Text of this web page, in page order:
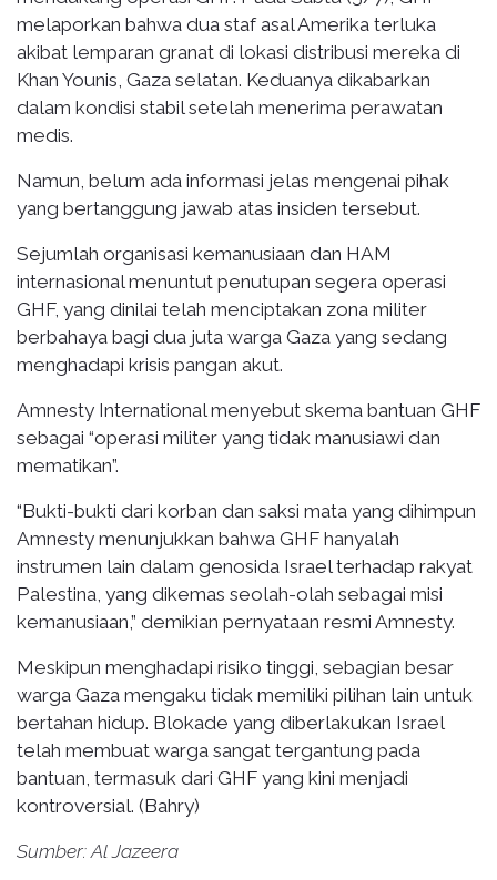
melaporkan bahwa dua staf asal Amerika terluka
akibat lemparan granat di lokasi distribusi mereka di
Khan Younis, Gaza selatan. Keduanya dikabarkan
dalam kondisi stabil setelah menerima perawatan
medis.
Namun, belum ada informasi jelas mengenai pihak
yang bertanggung jawab atas insiden tersebut.
Sejumlah organisasi kemanusiaan dan HAM
internasional menuntut penutupan segera operasi
GHF, yang dinilai telah menciptakan zona militer
berbahaya bagi dua juta warga Gaza yang sedang
menghadapi krisis pangan akut.
Amnesty International menyebut skema bantuan GHF
sebagai “operasi militer yang tidak manusiawi dan
mematikan”.
“Bukti-bukti dari korban dan saksi mata yang dihimpun
Amnesty menunjukkan bahwa GHF hanyalah
instrumen lain dalam genosida Israel terhadap rakyat
Palestina, yang dikemas seolah-olah sebagai misi
kemanusiaan,” demikian pernyataan resmi Amnesty.
Meskipun menghadapi risiko tinggi, sebagian besar
warga Gaza mengaku tidak memiliki pilihan lain untuk
bertahan hidup. Blokade yang diberlakukan Israel
telah membuat warga sangat tergantung pada
bantuan, termasuk dari GHF yang kini menjadi
kontroversial. (Bahry)
Sumber: Al Jazeera